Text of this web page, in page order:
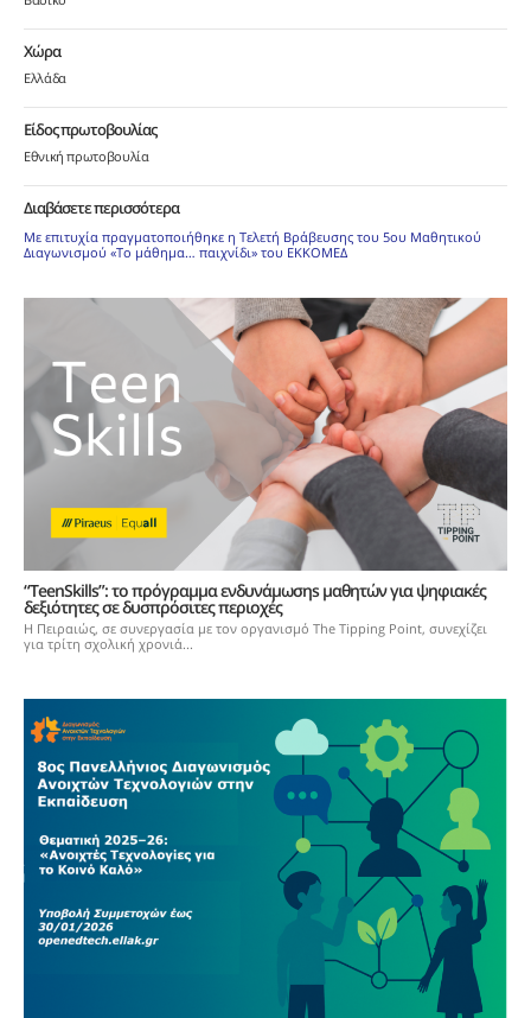
Χώρα
Ελλάδα
Είδος πρωτοβουλίας
Εθνική πρωτοβουλία
Διαβάσετε περισσότερα
Με επιτυχία πραγματοποιήθηκε η Τελετή Βράβευσης του 5ου Μαθητικού
Διαγωνισμού «Το μάθημα… παιχνίδι» του ΕΚΚΟΜΕΔ
“TeenSkills”: το πρόγραμμα ενδυνάμωσηs μαθητών για ψηφιακές
δεξιότητες σε δυσπρόσιτες περιοχές
Η Πειραιώς, σε συνεργασία με τον οργανισμό The Tipping Point, συνεχίζει
για τρίτη σχολική χρονιά...